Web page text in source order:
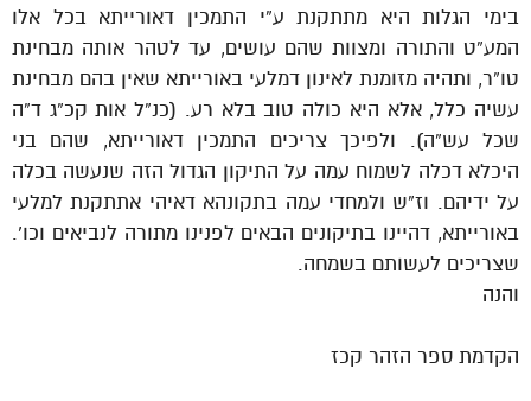
בימי הגלות היא מתתקנת ע”י התמכין דאורייתא בכל אלו
המע”ט והתורה ומצוות שהם עושים, עד לטהר אותה מבחינת
טו”ר, ותהיה מזומנת לאינון דמלעי באורייתא שאין בהם מבחינת
עשיה כלל, אלא היא כולה טוב בלא רע. (כנ”ל אות קכ”ג ד”ה
שכל עש”ה). ולפיכך צריכים התמכין דאורייתא, שהם בני
היכלא דכלה לשמוח עמה על התיקון הגדול הזה שנעשה בכלה
על ידיהם. וז”ש ולמחדי עמה בתקונהא דאיהי אתתקנת למלעי
באורייתא, דהיינו בתיקונים הבאים לפנינו מתורה לנביאים וכו’.
שצריכים לעשותם בשמחה.
והנה
הקדמת ספר הזהר קכז